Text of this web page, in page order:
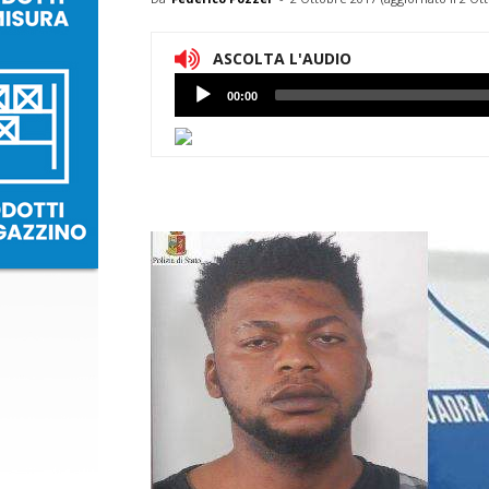
ASCOLTA L'AUDIO
Lettore
Audio
00:00